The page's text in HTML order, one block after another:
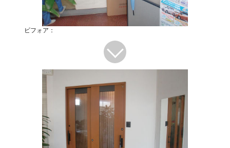
ビフォア：